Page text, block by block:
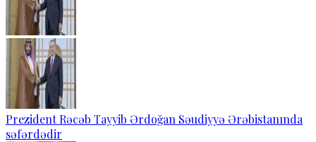
Prezident Rəcəb Tayyib Ərdoğan Səudiyyə Ərəbistanında
səfərdədir